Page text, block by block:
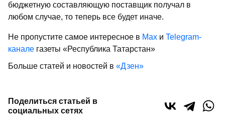
бюджетную составляющую поставщик получал в
любом случае, то теперь все будет иначе.
Не пропустите самое интересное в Max и Telegram-
канале газеты «Республика Татарстан»
Больше статей и новостей в «Дзен»
Поделиться статьей в
социальных сетях